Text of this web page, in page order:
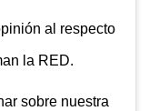
al respecto
la RED.
sobre nuestra